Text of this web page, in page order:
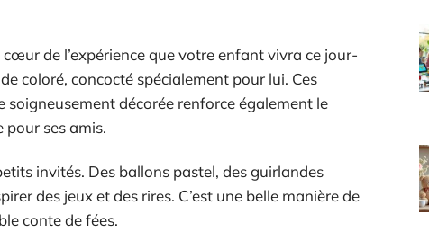
de l’expérience que votre enfant vivra ce jour-
coloré, concocté spécialement pour lui. Ces
décorée renforce également le
ses amis.
invités. Des ballons pastel, des guirlandes
des jeux et des rires. C’est une belle manière de
conte de fées.